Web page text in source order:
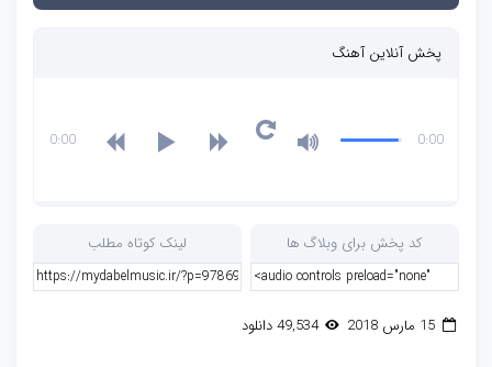
پخش آنلاین آهنگ
0:00
0:00
کد پخش برای وبلاگ ها لینک کوتاه مطلب
15 مارس 2018 49,534 دانلود